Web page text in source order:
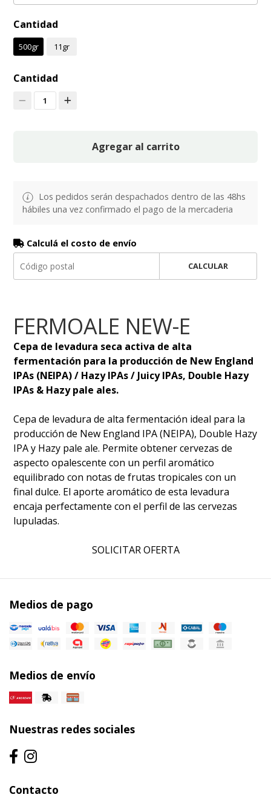
Cantidad
500gr 11gr
Cantidad
1
Agregar al carrito
Los pedidos serán despachados dentro de las 48hs
hábiles una vez confirmado el pago de la mercaderia
Calculá el costo de envío
CALCULAR
FERMOALE NEW-E
Cepa de levadura seca activa de alta
fermentación para la producción de New England
IPAs (NEIPA) / Hazy IPAs / Juicy IPAs, Double Hazy
IPAs & Hazy pale ales.
Cepa de levadura de alta fermentación ideal para la
producción de New England IPA (NEIPA), Double Hazy
IPA y Hazy pale ale. Permite obtener cervezas de
aspecto opalescente con un perfil aromático
equilibrado con notas de frutas tropicales con un
final dulce. El aporte aromático de esta levadura
encaja perfectamente con el perfil de las cervezas
lupuladas.
SOLICITAR OFERTA
Medios de pago
Medios de envío
Nuestras redes sociales
Contacto